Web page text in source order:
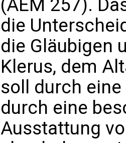
(AEM 257).
die
die Gläubigen
Klerus, dem
soll durch
durch eine
Ausstattung